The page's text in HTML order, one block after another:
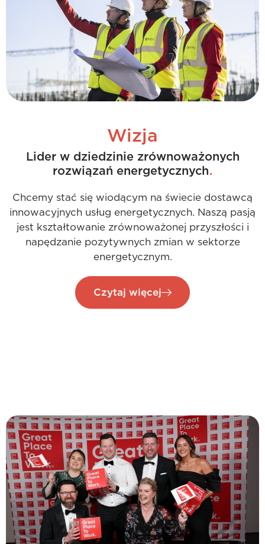
Wizja
Lider w dziedzinie zrównoważonych
rozwiązań energetycznych.
Chcemy stać się wiodącym na świecie dostawcą
innowacyjnych usług energetycznych. Naszą pasją
jest kształtowanie zrównoważonej przyszłości i
napędzanie pozytywnych zmian w sektorze
energetycznym.
Czytaj więcej